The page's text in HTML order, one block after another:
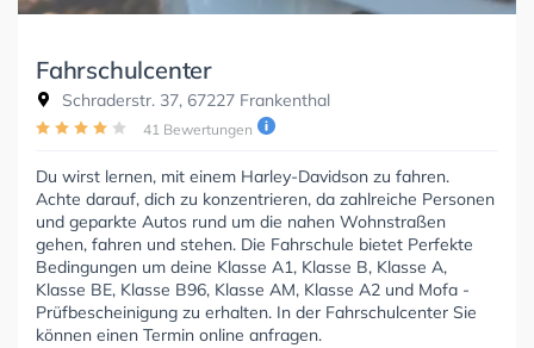
Fahrschulcenter
Schraderstr. 37, 67227 Frankenthal
41 Bewertungen
Du wirst lernen, mit einem Harley-Davidson zu fahren.
Achte darauf, dich zu konzentrieren, da zahlreiche Personen
und geparkte Autos rund um die nahen Wohnstraßen
gehen, fahren und stehen. Die Fahrschule bietet Perfekte
Bedingungen um deine Klasse A1, Klasse B, Klasse A,
Klasse BE, Klasse B96, Klasse AM, Klasse A2 und Mofa -
Prüfbescheinigung zu erhalten. In der Fahrschulcenter Sie
können einen Termin online anfragen.